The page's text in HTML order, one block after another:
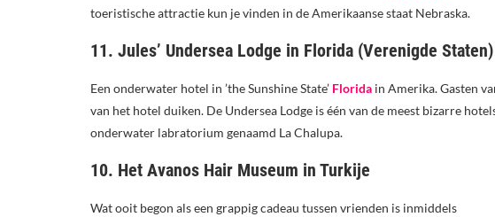
toeristische attractie kun je vinden in de Amerikaanse staat Nebraska.
11. Jules’ Undersea Lodge in Florida (Verenigde Staten)
Een onderwater hotel in ’the Sunshine State’ Florida in Amerika. Gasten
van het hotel duiken. De Undersea Lodge is één van de meest bizarre
onderwater labratorium genaamd La Chalupa.
10. Het Avanos Hair Museum in Turkije
Wat ooit begon als een grappig cadeau tussen vrienden is inmiddels